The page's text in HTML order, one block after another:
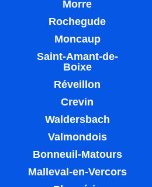
Morre
Rochegude
Moncaup
Saint-Amant-de-
Boixe
Réveillon
Crevin
Waldersbach
Valmondois
Bonneuil-Matours
Malleval-en-Vercors